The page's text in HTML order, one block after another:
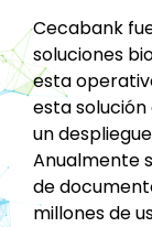
Cecabank
soluciones
esta
esta solución
un
Anualmente
de
millones de